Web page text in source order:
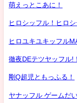
萌えっとこあに！
ヒロシッフル！ヒロ
ヒロユキユキッフル
徹夜DEテツヤッフル!
剛Q超児ともっふる！
ヤナッフル ゲームだ